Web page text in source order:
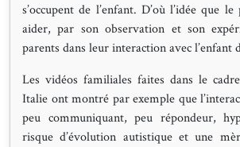
s’occupent de l’enfant. D’où l’idée que
aider, par son observation et son
parents dans leur interaction avec l’enfant
Les vidéos familiales faites dans le
Italie ont montré par exemple que
peu communiquant, peu répondeur,
risque d’évolution autistique et une